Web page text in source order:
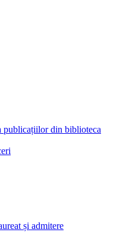
publicațiilor din biblioteca
și admitere